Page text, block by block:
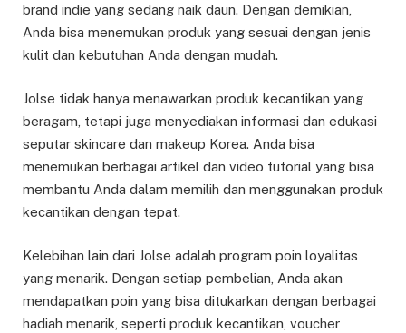
brand indie yang sedang naik daun. Dengan demikian,
Anda bisa menemukan produk yang sesuai dengan jenis
kulit dan kebutuhan Anda dengan mudah.
Jolse tidak hanya menawarkan produk kecantikan yang
beragam, tetapi juga menyediakan informasi dan edukasi
seputar skincare dan makeup Korea. Anda bisa
menemukan berbagai artikel dan video tutorial yang bisa
membantu Anda dalam memilih dan menggunakan produk
kecantikan dengan tepat.
Kelebihan lain dari Jolse adalah program poin loyalitas
yang menarik. Dengan setiap pembelian, Anda akan
mendapatkan poin yang bisa ditukarkan dengan berbagai
hadiah menarik, seperti produk kecantikan, voucher